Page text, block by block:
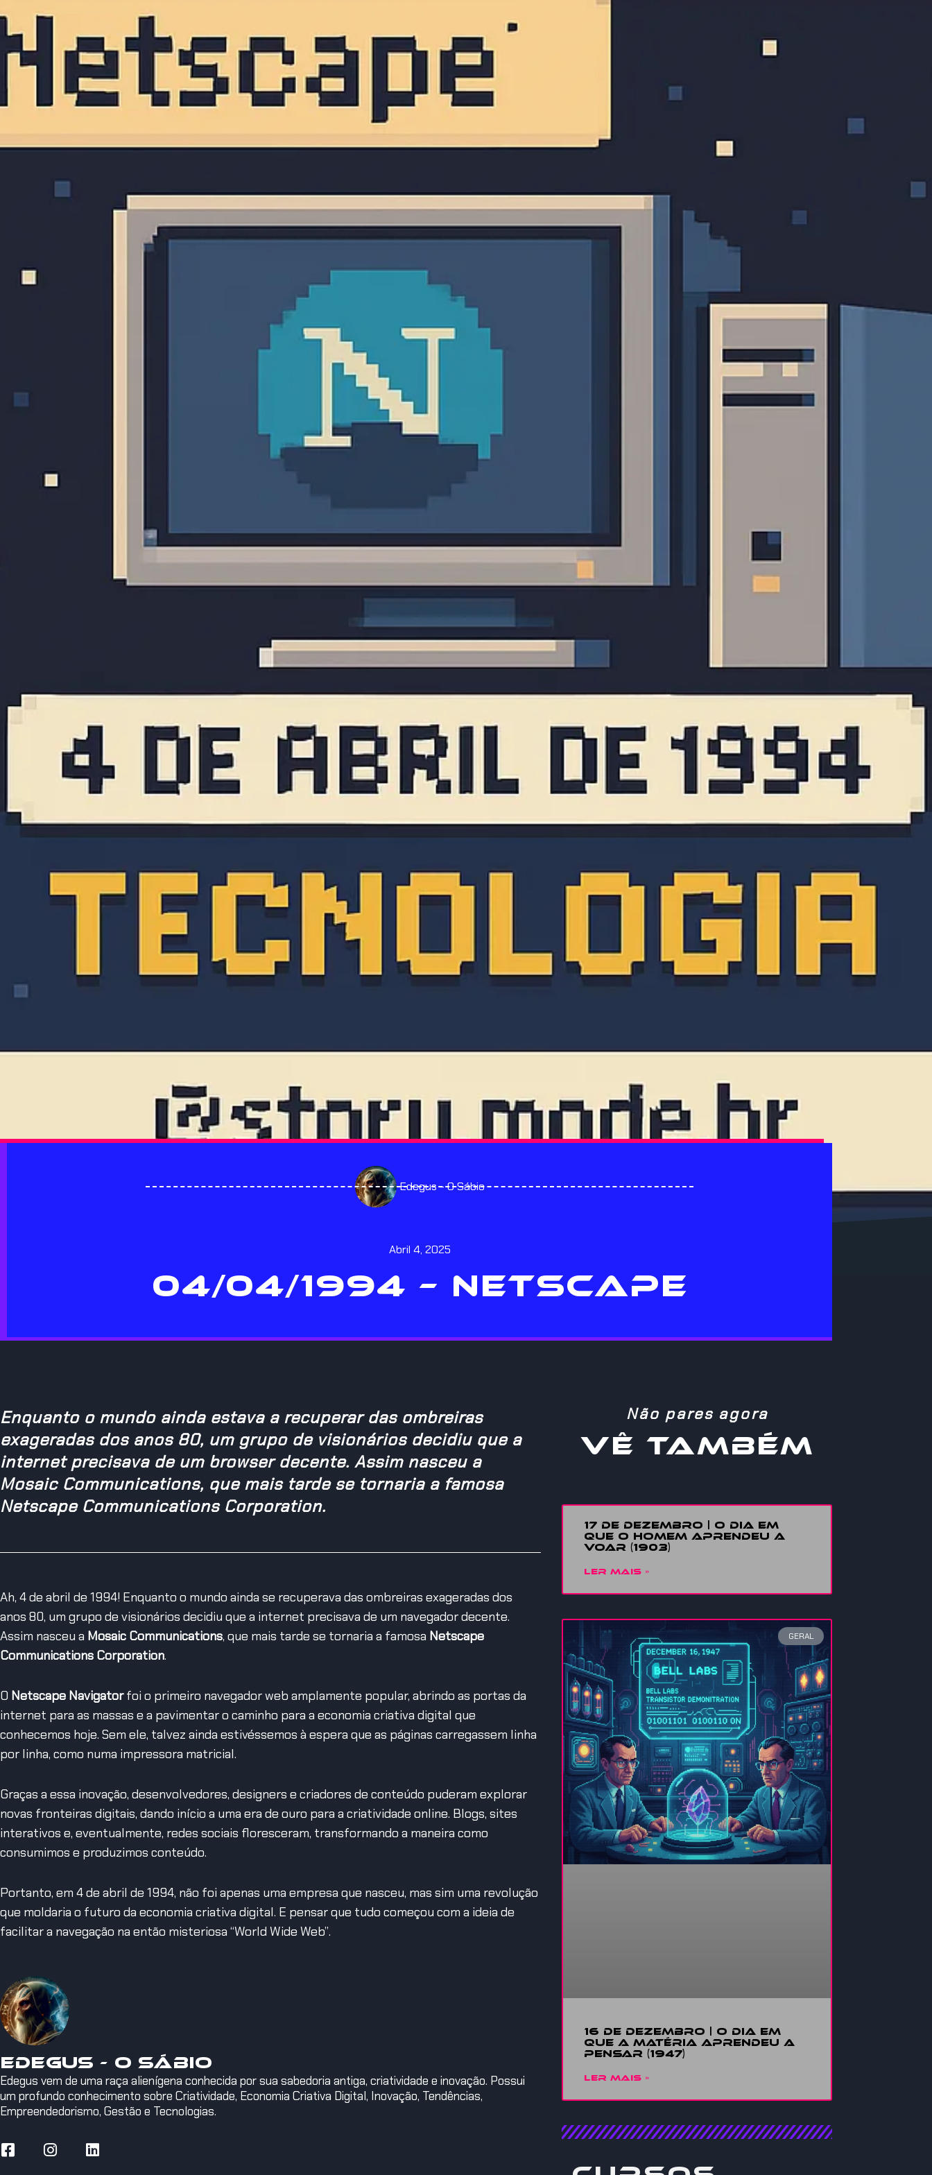
Edegus - O Sábio
Abril 4, 2025
04/04/1994 – NETSCAPE
Enquanto o mundo ainda estava a recuperar das ombreiras
exageradas dos anos 80, um grupo de visionários decidiu que a
internet precisava de um browser decente. Assim nasceu a
Mosaic Communications, que mais tarde se tornaria a famosa
Netscape Communications Corporation.
Ah, 4 de abril de 1994! Enquanto o mundo ainda se recuperava das ombreiras exageradas dos
anos 80, um grupo de visionários decidiu que a internet precisava de um navegador decente.
Assim nasceu a Mosaic Communications, que mais tarde se tornaria a famosa Netscape
Communications Corporation.
O Netscape Navigatorfoi o primeiro navegador web amplamente popular, abrindo as portas da
internet para as massas e a pavimentar o caminho para a economia criativa digital que
conhecemos hoje. Sem ele, talvez ainda estivéssemos à espera que as páginas carregassem linha
por linha, como numa impressora matricial.
Graças a essa inovação, desenvolvedores, designers e criadores de conteúdo puderam explorar
novas fronteiras digitais, dando início a uma era de ouro para a criatividade online. Blogs, sites
interativos e, eventualmente, redes sociais floresceram, transformando a maneira como
consumimos e produzimos conteúdo.
Portanto, em 4 de abril de 1994, não foi apenas uma empresa que nasceu, mas sim uma revolução
que moldaria o futuro da economia criativa digital. E pensar que tudo começou com a ideia de
facilitar a navegação na então misteriosa “World Wide Web”.
Edegus - O Sábio
Edegus vem de uma raça alienígena conhecida por sua sabedoria antiga, criatividade e inovação. Possui
um profundo conhecimento sobre Criatividade, Economia Criativa Digital, Inovação, Tendências,
Empreendedorismo, Gestão e Tecnologias.
Não pares agora
VÊ TAMBÉM
17 DE DEZEMBRO | O DIA EM
QUE O HOMEM APRENDEU A
VOAR (1903)
LER MAIS »
GERAL
16 DE DEZEMBRO | O DIA EM
QUE A MATÉRIA APRENDEU A
PENSAR (1947)
LER MAIS »